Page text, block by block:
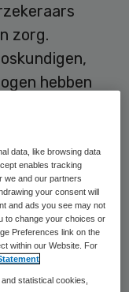
zorg.
hebben
een
data, like browsing data
enables tracking
we and our partners
your consent will
and ads you see may not
to change your choices or
Preferences link on the
within our Website. For
statistical cookies,